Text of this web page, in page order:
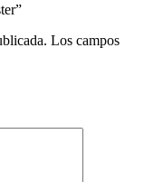
Los campos